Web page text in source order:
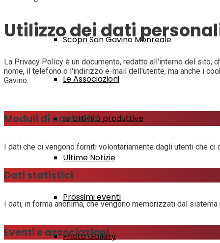
Scopri San Gavino Monreale
Le Associazioni
Le attività produttive
Ultime Notizie
Prossimi eventi
Photo Gallery
Utilizzo dei dati
La Privacy Policy è un documento, redatto all'interno del sito,
nome, il telefono o l'indirizzo e-mail dell'utente, ma anche i
Gavino.
Moduli di contatto
I dati che ci vengono forniti volontariamente dagli utenti che ci
Dati statistici
I dati, in forma anonima, che vengono memorizzati dal
Eventi e associazioni